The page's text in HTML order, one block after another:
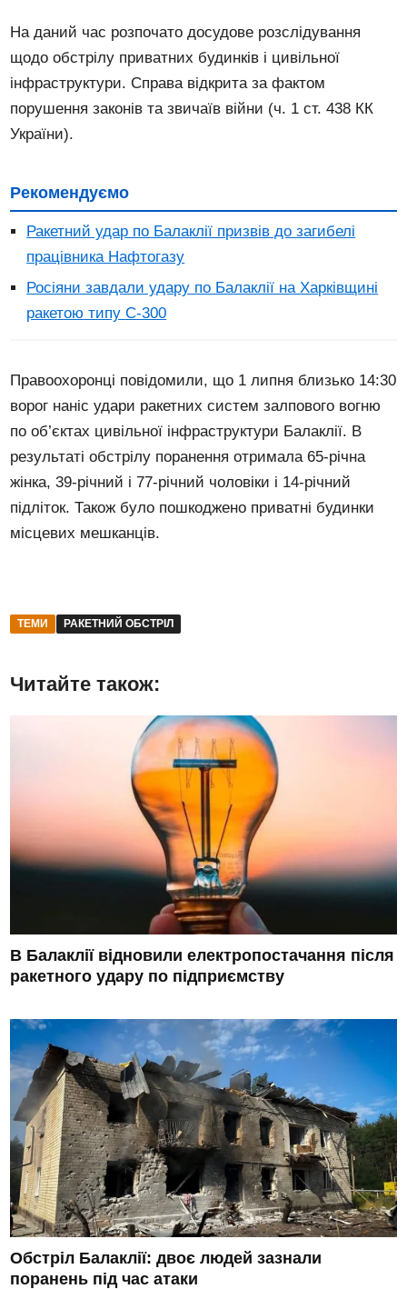
На даний час розпочато досудове розслідування
щодо обстрілу приватних будинків і цивільної
інфраструктури. Справа відкрита за фактом
порушення законів та звичаїв війни (ч. 1 ст. 438 КК
України).
Рекомендуємо
Ракетний удар по Балаклії призвів до загибелі
працівника Нафтогазу
Росіяни завдали удару по Балаклії на Харківщині
ракетою типу С-300
Правоохоронці повідомили, що 1 липня близько 14:30
ворог наніс удари ракетних систем залпового вогню
по об’єктах цивільної інфраструктури Балаклії. В
результаті обстрілу поранення отримала 65-річна
жінка, 39-річний і 77-річний чоловіки і 14-річний
підліток. Також було пошкоджено приватні будинки
місцевих мешканців.
ТЕМИ РАКЕТНИЙ ОБСТРІЛ
Читайте також:
В Балаклії відновили електропостачання після
ракетного удару по підприємству
Обстріл Балаклії: двоє людей зазнали
поранень під час атаки